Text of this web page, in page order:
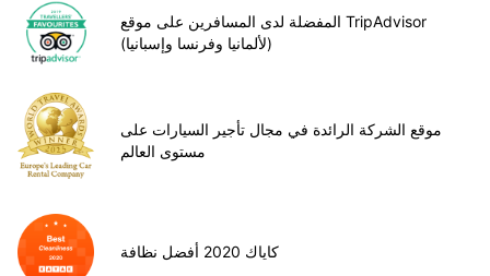
المفضلة لدى المسافرين على موقع TripAdvisor
(لألمانيا وفرنسا وإسبانيا)
موقع الشركة الرائدة في مجال تأجير السيارات على
مستوى العالم
كاياك 2020 أفضل نظافة